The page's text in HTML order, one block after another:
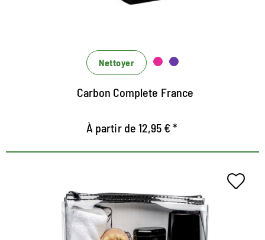
Avec effet d'imprégnation
Nettoyer
Carbon Complete France
À partir de 12,95 € *
Jeu de soins infirmiers pour la